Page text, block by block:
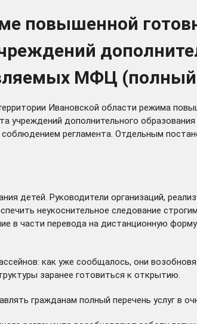
повышенной
МФЦ (полный
Ивановской области режима
учреждений дополнительного
соблюдением регламента. Отдельным
детей. Руководители организаций,
неукоснительное следование
в части перевода на дистанционную
как уже сообщалось, они
заранее готовиться к открытию.
гражданам полный перечень услуг в